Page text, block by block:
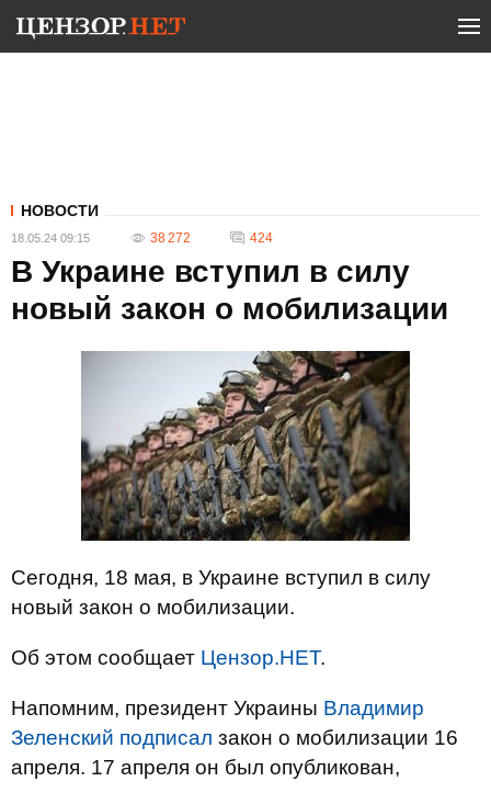
НОВОСТИ
18.05.24 09:15 38 272 424
В Украине вступил в силу
новый закон о мобилизации
Сегодня, 18 мая, в Украине вступил в силу
новый закон о мобилизации.
Об этом сообщает Цензор.НЕТ.
Напомним, президент Украины Владимир
Зеленский подписал закон о мобилизации 16
апреля. 17 апреля он был опубликован,